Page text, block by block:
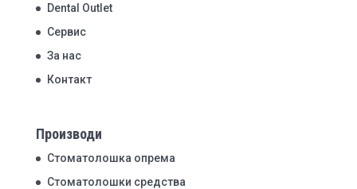
Dental Outlet
Сервис
За нас
Контакт
Производи
Стоматолошка опрема
Стоматолошки средства